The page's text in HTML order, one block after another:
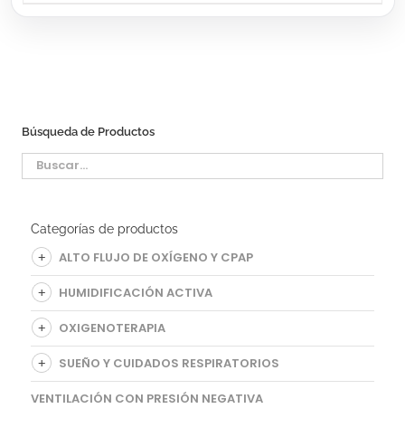
Búsqueda de Productos
Categorías de productos
ALTO FLUJO DE OXÍGENO Y CPAP
HUMIDIFICACIÓN ACTIVA
OXIGENOTERAPIA
SUEÑO Y CUIDADOS RESPIRATORIOS
VENTILACIÓN CON PRESIÓN NEGATIVA